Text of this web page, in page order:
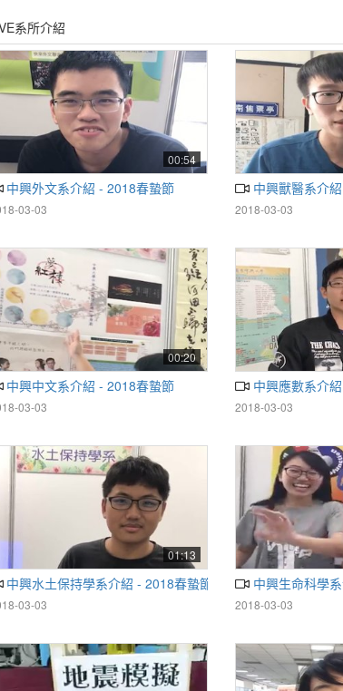
系所介紹
00:54
中興外文系介紹 - 2018春蟄節
03-03
中興獸醫系介
2018-03-03
00:20
中興中文系介紹 - 2018春蟄節
03-03
中興應數系介
2018-03-03
01:13
中興水土保持學系介紹 - 2018春蟄節
03-03
中興生命科學
2018-03-03